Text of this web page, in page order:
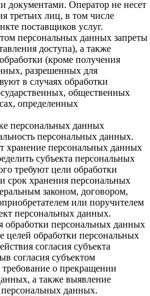
документами. Оператор не несет
третьих лиц, в том числе
поставщиков услуг.
персональных данных запреты
доступа), а также
(кроме получения
разрешенных для
в случаях обработки
общественных
определенных
персональных данных
персональных данных.
хранение персональных данных
субъекта персональных
требуют цели обработки
срок хранения персональных
законом, договором,
или поручителем
персональных данных.
обработки персональных данных
целей обработки персональных
согласия субъекта
согласия субъектом
о прекращении
а также выявление
данных.